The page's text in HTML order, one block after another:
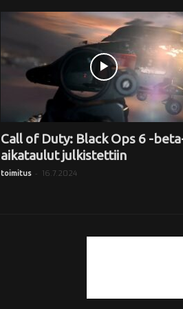
Call of Duty: Black Ops 6 -
aikataulut julkistettiin
toimitus - 16.7.2024